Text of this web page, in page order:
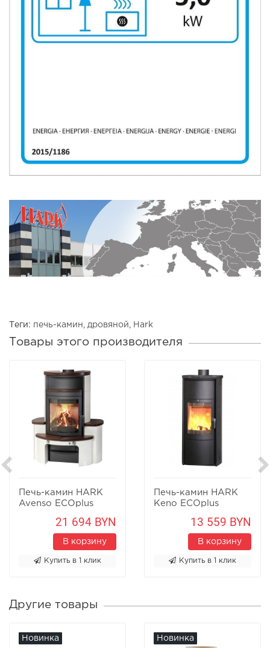
Теги: печь-камин дровяной Hark
Товары этого производителя
Печь-камин HARK
Avenso ECOplus
21 694 BYN
В корзину
Купить в 1 клик
Печь-камин HARK
Keno ECOplus
13 559 BYN
В корзину
Купить в 1 клик
Другие товары
Новинка Новинка